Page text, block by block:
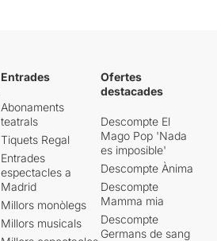
Entrades
Abonaments
teatrals
Tiquets Regal
Entrades
espectacles a
Madrid
Millors monòlegs
Millors musicals
Ofertes
destacades
Descompte El
Mago Pop 'Nada
es imposible'
Descompte Ànima
Descompte
Mamma mia
Descompte
Germans de sang